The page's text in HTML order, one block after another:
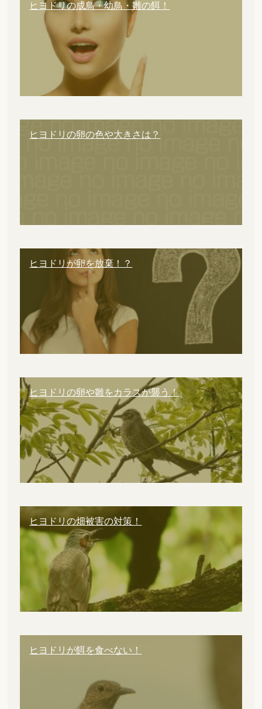
ヒヨドリの成鳥・幼鳥・雛の餌！
ヒヨドリの卵の色や大きさは？
ヒヨドリが卵を放棄！？
ヒヨドリの卵や雛をカラスが襲う！
ヒヨドリの畑被害の対策！
ヒヨドリが餌を食べない！